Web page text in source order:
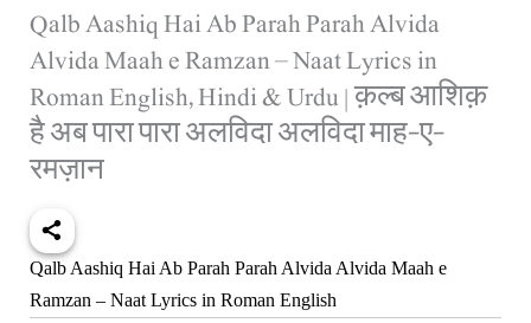
Qalb Aashiq Hai Ab Parah Parah Alvida
Alvida Maah e Ramzan – Naat Lyrics in
Roman English, Hindi & Urdu | क़ल्ब आशिक़
है अब पारा पारा अलविदा अलविदा माह-ए-
रमज़ान
Qalb Aashiq Hai Ab Parah Parah Alvida Alvida Maah e
Ramzan – Naat Lyrics in Roman English